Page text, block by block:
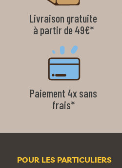
Livraison gratuite
à partir de 49€*
Paiement 4x sans
frais*
POUR LES PARTICULIERS